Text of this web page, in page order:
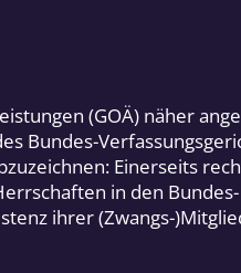
(GOÄ) näher
Bundes-
Einerseits
in den
ihrer (Zwangs-